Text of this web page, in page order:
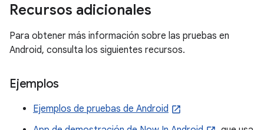
Recursos adicionales
Para obtener más información sobre las pruebas en
Android, consulta los siguientes recursos.
Ejemplos
Ejemplos de pruebas de Android